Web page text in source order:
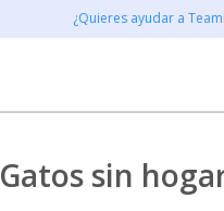
¿Quieres ayudar a
Gatos sin